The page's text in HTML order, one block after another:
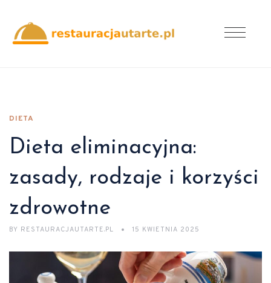
DIETA
Dieta eliminacyjna:
zasady, rodzaje i korzyści
zdrowotne
BY RESTAURACJAUTARTE.PL 15 KWIETNIA 2025